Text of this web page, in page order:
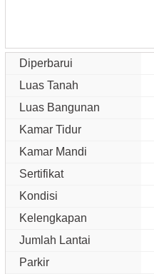
Diperbarui
Luas Tanah
Luas Bangunan
Kamar Tidur
Kamar Mandi
Sertifikat
Kondisi
Kelengkapan
Jumlah Lantai
Parkir